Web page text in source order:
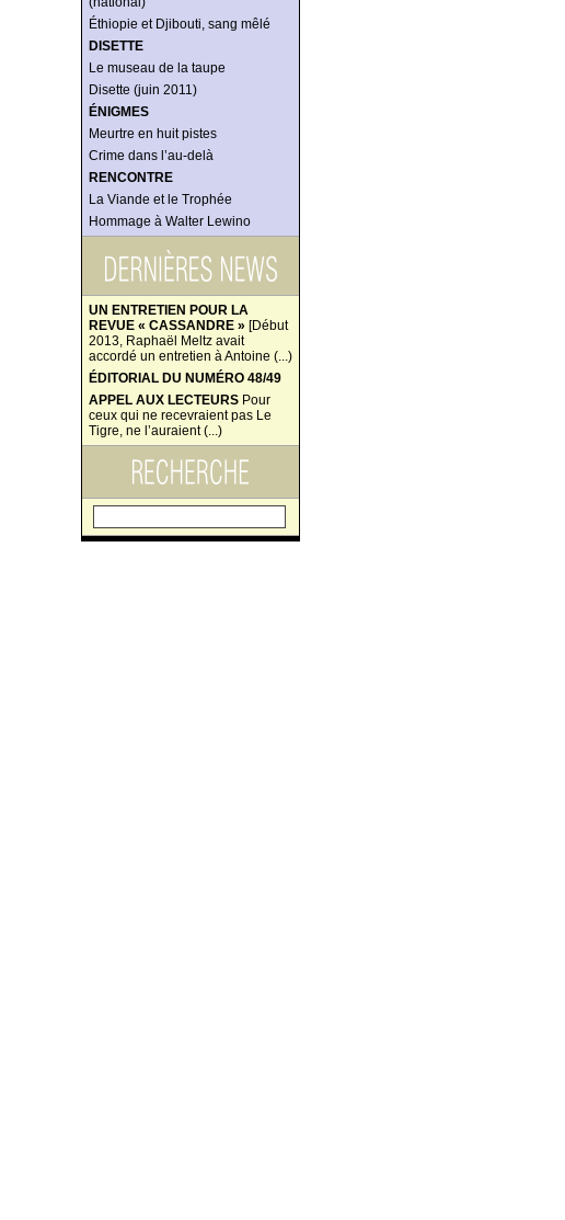
Éthiopie et Djibouti, sang mêlé
DISETTE
Le museau de la taupe
Disette (juin 2011)
ÉNIGMES
Meurtre en huit pistes
Crime dans l’au-delà
RENCONTRE
La Viande et le Trophée
Hommage à Walter Lewino
UN ENTRETIEN POUR LA
REVUE « CASSANDRE » [Début
2013, Raphaël Meltz avait
accordé un entretien à Antoine (...)
ÉDITORIAL DU NUMÉRO 48/49
APPEL AUX LECTEURS Pour
ceux qui ne recevraient pas Le
Tigre, ne l’auraient (...)